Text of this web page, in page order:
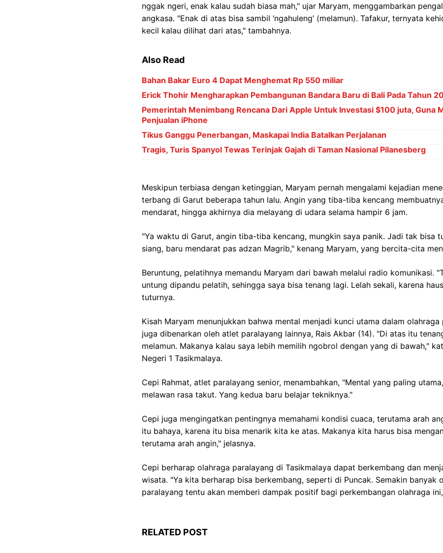
nggak ngeri, enak kalau sudah biasa mah," ujar Maryam, menggambarkan
angkasa. "Enak di atas bisa sambil ‘ngahuleng’ (melamun). Tafakur, ternyata
kecil kalau dilihat dari atas," tambahnya.
Also Read
Bahan Bakar Euro 4 Dapat Menghemat Rp 550 miliar
Erick Thohir Mengharapkan Pembangunan Bandara Baru di Bali Pada Tahun
Pemerintah Menimbang Rencana Dari Apple Untuk Investasi $100 juta, Guna
Penjualan iPhone
Tikus Ganggu Penerbangan, Maskapai India Batalkan Perjalanan
Tragis, Turis Spanyol Tewas Terinjak Gajah di Taman Nasional Pilanesberg
Meskipun terbiasa dengan ketinggian, Maryam pernah mengalami kejadian
terbang di Garut beberapa tahun lalu. Angin yang tiba-tiba kencang
mendarat, hingga akhirnya dia melayang di udara selama hampir 6 jam.
"Ya waktu di Garut, angin tiba-tiba kencang, mungkin saya panik. Jadi tak bisa
siang, baru mendarat pas adzan Magrib," kenang Maryam, yang bercita-cita
Beruntung, pelatihnya memandu Maryam dari bawah melalui radio komunikasi.
untung dipandu pelatih, sehingga saya bisa tenang lagi. Lelah sekali, karena
tuturnya.
Kisah Maryam menunjukkan bahwa mental menjadi kunci utama dalam olahraga
juga dibenarkan oleh atlet paralayang lainnya, Rais Akbar (14). "Di atas itu
melamun. Makanya kalau saya lebih memilih ngobrol dengan yang di bawah,"
Negeri 1 Tasikmalaya.
Cepi Rahmat, atlet paralayang senior, menambahkan, "Mental yang paling
melawan rasa takut. Yang kedua baru belajar tekniknya."
Cepi juga mengingatkan pentingnya memahami kondisi cuaca, terutama arah
itu bahaya, karena itu bisa menarik kita ke atas. Makanya kita harus bisa
terutama arah angin," jelasnya.
Cepi berharap olahraga paralayang di Tasikmalaya dapat berkembang dan
wisata. "Ya kita berharap bisa berkembang, seperti di Puncak. Semakin banyak
paralayang tentu akan memberi dampak positif bagi perkembangan olahraga
RELATED POST